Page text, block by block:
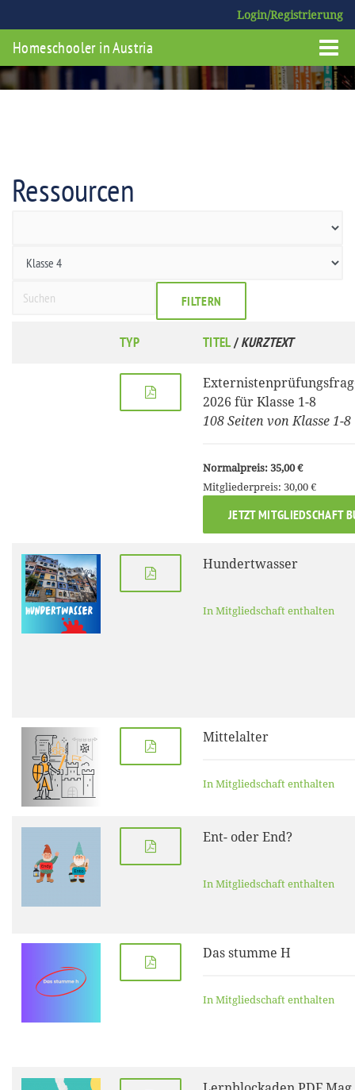
Login/Registrierung
Homeschooler in Austria
Ressourcen
FILTERN
TYP TITEL/KURZTEXT
2026 für Klasse 1-8
108 Seiten von Klasse 1-8
Normalpreis: 35,00 €
Mitgliederpreis: 30,00 €
JETZT MITGLIEDSCHAFT
Hundertwasser
In Mitgliedschaft enthalten
Mittelalter
In Mitgliedschaft enthalten
Ent- oder End?
In Mitgliedschaft enthalten
Das stumme H
In Mitgliedschaft enthalten